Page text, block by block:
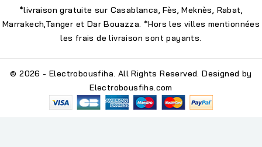
*livraison gratuite sur Casablanca, Fès, Meknès, Rabat,
Marrakech,Tanger et Dar Bouazza. *Hors les villes mentionnées
les frais de livraison sont payants.
© 2026 - Electrobousfiha. All Rights Reserved. Designed by
Electrobousfiha.com